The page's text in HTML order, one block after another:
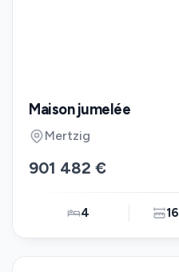
Maison jumelée
Mertzig
901 482 €
4